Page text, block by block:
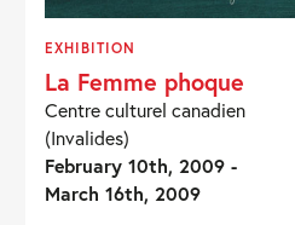
EXHIBITION
La Femme phoque
Centre culturel canadien
(Invalides)
February 10th, 2009 -
March 16th, 2009